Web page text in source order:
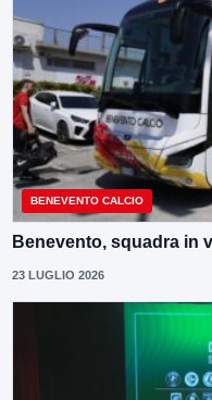
BENEVENTO CALCIO
Benevento, squadra in
23 LUGLIO 2026